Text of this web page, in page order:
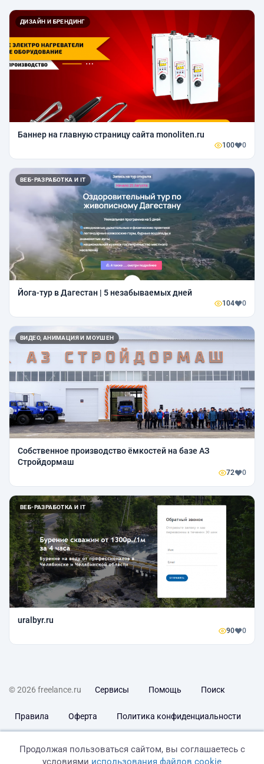
ДИЗАЙН И БРЕНДИНГ
Баннер на главную страницу сайта monoliten.ru
100 0
ВЕБ-РАЗРАБОТКА И IT
Йога-тур в Дагестан | 5 незабываемых дней
104 0
ВИДЕО, АНИМАЦИЯ И МОУШЕН
Собственное производство ёмкостей на базе АЗ
Стройдормаш
72 0
ВЕБ-РАЗРАБОТКА И IT
uralbyr.ru
90 0
© 2026 freelance.ru Сервисы Помощь Поиск
Правила Оферта Политика конфиденциальности
Продолжая пользоваться сайтом, вы соглашаетесь с
условиями использования файлов cookie